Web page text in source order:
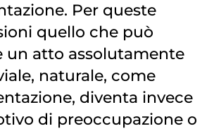
Per queste
quello che può
un atto assolutamente
naturale, come
diventa invece
di preoccupazione o